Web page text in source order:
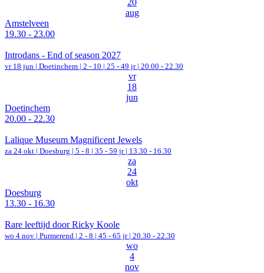
20
aug
Amstelveen
19.30 - 23.00
Introdans - End of season 2027
vr 18 jun | Doetinchem | 2 - 10 | 25 - 49 jr | 20.00 - 22.30
vr
18
jun
Doetinchem
20.00 - 22.30
Lalique Museum Magnificent Jewels
za 24 okt | Doesburg | 5 - 8 | 35 - 59 jr | 13.30 - 16.30
za
24
okt
Doesburg
13.30 - 16.30
Rare leeftijd door Ricky Koole
wo 4 nov | Purmerend | 2 - 8 | 45 - 65 jr | 20.30 - 22.30
wo
4
nov